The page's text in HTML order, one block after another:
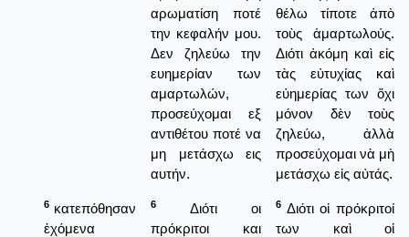
αρωματίση ποτέ
την κεφαλήν μου.
Δεν ζηλεύω την
ευημερίαν των
αμαρτωλών,
προσεύχομαι εξ
αντιθέτου ποτέ να
μη μετάσχω εις
αυτήν.
θέλω τίποτε ἀπὸ
τοὺς ἁμαρτωλούς.
Διότι ἀκόμη καὶ εἰς
τὰς εὐτυχίας καὶ
εὐημερίας των ὄχι
μόνον δὲν τοὺς
ζηλεύω, ἀλλὰ
προσεύχομαι νὰ μὴ
μετάσχω εἰς αὐτάς.
6 κατεπόθησαν
ἐχόμενα
6
Διότι οι
πρόκριτοι και
6 Διότι οἱ πρόκριτοί
των καὶ οἱ